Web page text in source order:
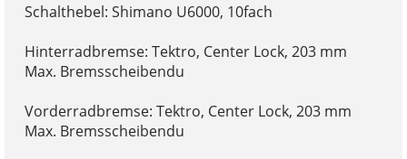
Schalthebel: Shimano U6000, 10fach
Hinterradbremse: Tektro, Center Lock, 203 mm
Max. Bremsscheibendu
Vorderradbremse: Tektro, Center Lock, 203 mm
Max. Bremsscheibendu